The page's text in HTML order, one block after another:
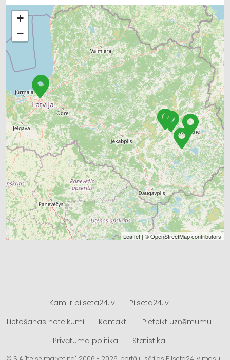
MEDICĪNISKĀ PALĪDZĪBA: REHABILITĀCIJA
IZGLĪTĪBA: VISPĀRĒJĀ
+
−
Leaflet | ©OpenStreetMapcontributors
Kam ir pilseta24.lv
Pilseta24.lv
Lietošanas noteikumi
Kontakti
Pieteikt uzņēmumu
Privātuma politika
Statistika